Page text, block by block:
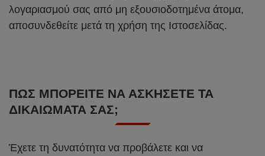
λογαριασμού σας από μη εξουσιοδοτημένα άτομα,
αποσυνδεθείτε μετά τη χρήση της Ιστοσελίδας.
ΠΏΣ ΜΠΟΡΕΊΤΕ ΝΑ ΑΣΚΉΣΕΤΕ ΤΑ
ΔΙΚΑΙΏΜΑΤΆ ΣΑΣ;
Έχετε τη δυνατότητα να προβάλετε και να